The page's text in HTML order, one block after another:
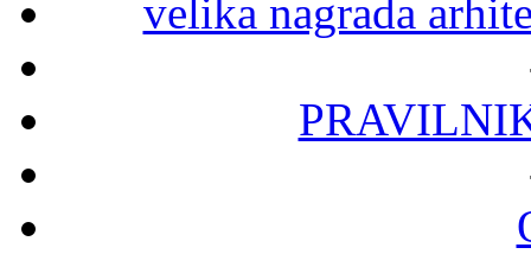
velika nagrada